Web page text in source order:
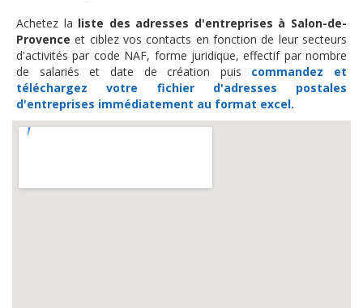
Achetez la liste des adresses d'entreprises à Salon-de-
Provence et ciblez vos contacts en fonction de leur secteurs
d'activités par code NAF, forme juridique, effectif par nombre
de salariés et date de création puis commandez et
téléchargezvotre fichier d'adresses postales
d'entreprises immédiatement au format excel.